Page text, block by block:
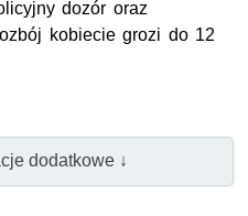
dozór oraz
kobiecie grozi do 12
dodatkowe ↓